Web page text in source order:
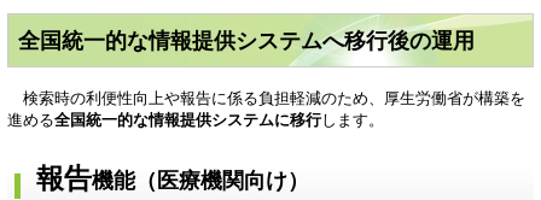
全国統一的な情報提供システムへ移行後の運用
検索時の利便性向上や報告に係る負担軽減のため、厚生労働省が構築を
進める全国統一的な情報提供システムに移行します。
報告機能（医療機関向け）